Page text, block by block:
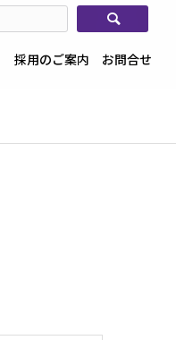
採用のご案内 お問合せ